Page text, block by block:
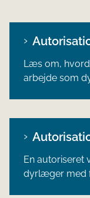
Læs om,
arbejde som
En autoriseret
dyrlæger med